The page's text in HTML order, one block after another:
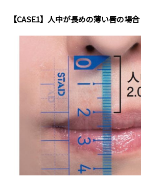
【CASE1】人中が長めの薄い唇の場合